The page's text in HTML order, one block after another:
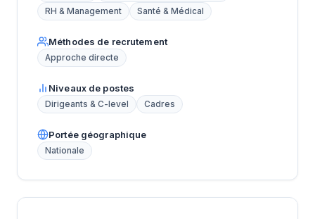
RH & Management
Santé & Médical
Méthodes de recrutement
Approche directe
Niveaux de postes
Dirigeants & C-level Cadres
Portée géographique
Nationale